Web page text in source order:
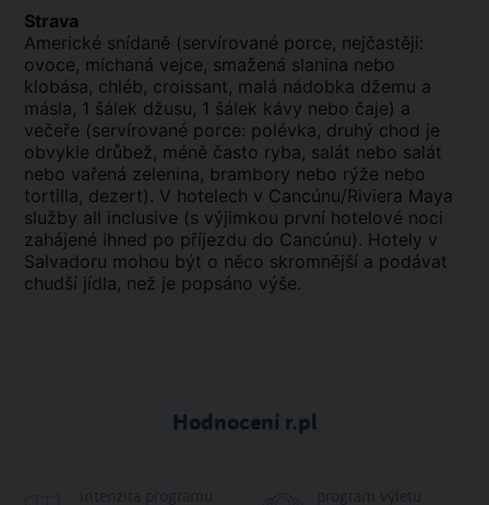
Strava
Americké snídaně (servírované porce, nejčastěji:
ovoce, míchaná vejce, smažená slanina nebo
klobása, chléb, croissant, malá nádobka džemu a
másla, 1 šálek džusu, 1 šálek kávy nebo čaje) a
večeře (servírované porce: polévka, druhý chod je
obvykle drůbež, méně často ryba, salát nebo salát
nebo vařená zelenina, brambory nebo rýže nebo
tortilla, dezert). V hotelech v Cancúnu/Riviera Maya
služby all inclusive (s výjimkou první hotelové noci
zahájené ihned po příjezdu do Cancúnu). Hotely v
Salvadoru mohou být o něco skromnější a podávat
chudší jídla, než je popsáno výše.
Hodnocení r.pl